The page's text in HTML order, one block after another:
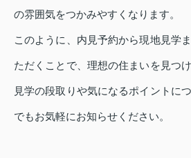
の雰囲気をつかみやすくなります。
このように、内見予約から現地見学
ただくことで、理想の住まいを見つ
見学の段取りや気になるポイントに
でもお気軽にお知らせください。